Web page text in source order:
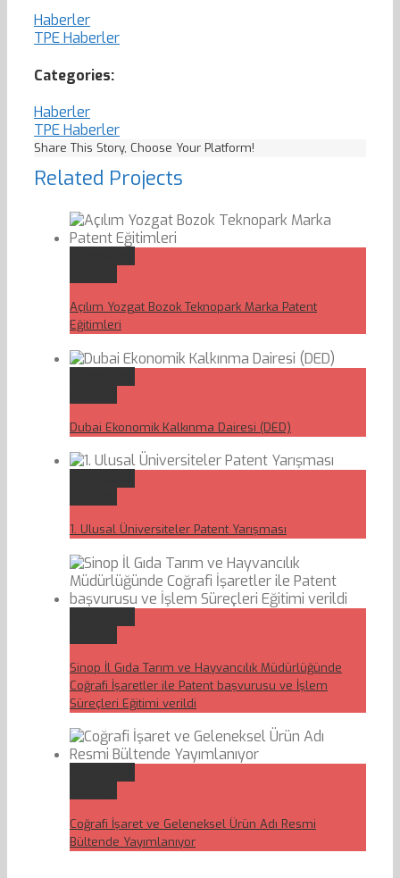
Haberler
TPE Haberler
Categories:
Haberler
TPE Haberler
Share This Story, Choose Your Platform!
Related Projects
Açılım Yozgat Bozok Teknopark Marka Patent
Eğitimleri
Dubai Ekonomik Kalkınma Dairesi (DED)
1. Ulusal Üniversiteler Patent Yarışması
Sinop İl Gıda Tarım ve Hayvancılık Müdürlüğünde
Coğrafi İşaretler ile Patent başvurusu ve İşlem
Süreçleri Eğitimi verildi
Coğrafi İşaret ve Geleneksel Ürün Adı Resmi
Bültende Yayımlanıyor